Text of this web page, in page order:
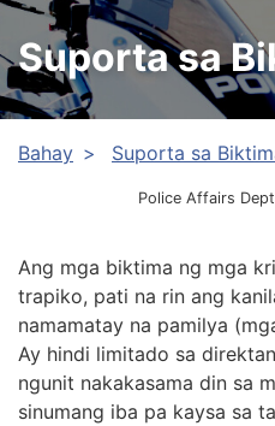
Suporta sa
Bahay Suporta sa
Police Affairs
Ang mga biktima ng mga
trapiko, pati na rin ang
namamatay na pamilya
Ay hindi limitado sa
ngunit nakakasama din sa
sinumang iba pa kaysa sa